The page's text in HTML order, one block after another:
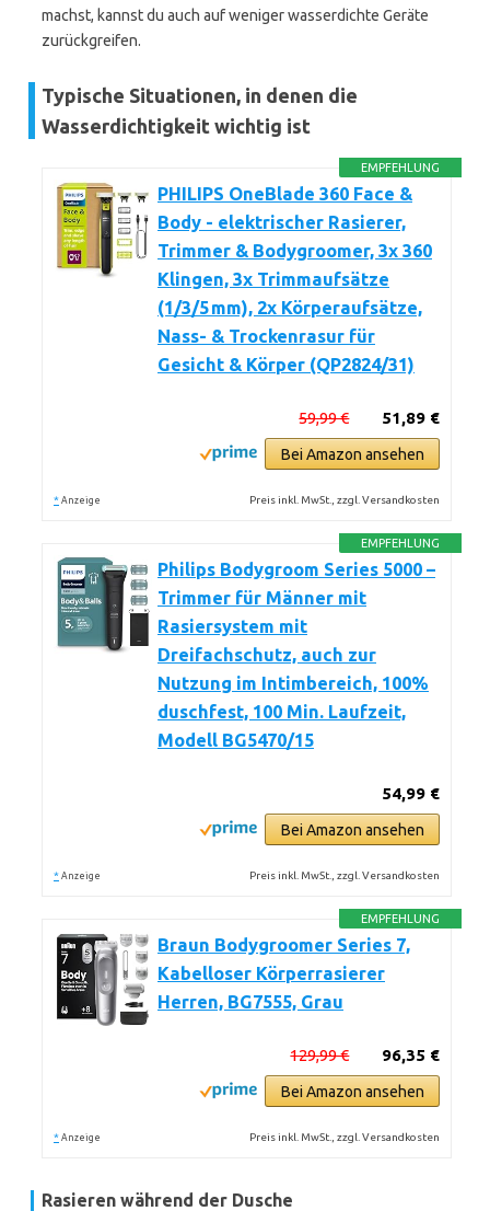
machst, kannst du auch auf weniger wasserdichte Geräte
zurückgreifen.
Typische Situationen, in denen die
Wasserdichtigkeit wichtig ist
EMPFEHLUNG
PHILIPS OneBlade 360 Face &
Body - elektrischer Rasierer,
Trimmer & Bodygroomer, 3x 360
Klingen, 3x Trimmaufsätze
(1/3/5 mm), 2x Körperaufsätze,
Nass- & Trockenrasur für
Gesicht & Körper (QP2824/31)
51,89 €
59,99 €
Bei Amazon ansehen
* Anzeige Preis inkl. MwSt., zzgl. Versandkosten
EMPFEHLUNG
Philips Bodygroom Series 5000 –
Trimmer für Männer mit
Rasiersystem mit
Dreifachschutz, auch zur
Nutzung im Intimbereich, 100%
duschfest, 100 Min. Laufzeit,
Modell BG5470/15
54,99 €
Bei Amazon ansehen
* Anzeige Preis inkl. MwSt., zzgl. Versandkosten
EMPFEHLUNG
Braun Bodygroomer Series 7,
Kabelloser Körperrasierer
Herren, BG7555, Grau
96,35 €
129,99 €
Bei Amazon ansehen
* Anzeige Preis inkl. MwSt., zzgl. Versandkosten
Rasieren während der Dusche